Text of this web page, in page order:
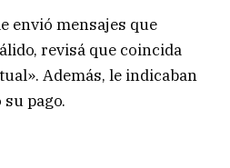
envió mensajes que
revisá que coincida
Además, le indicaban
pago.